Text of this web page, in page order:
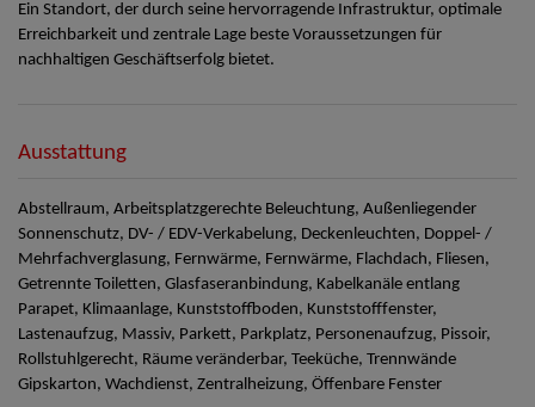
Ein Standort, der durch seine hervorragende Infrastruktur, optimale
Erreichbarkeit und zentrale Lage beste Voraussetzungen für
nachhaltigen Geschäftserfolg bietet.
Ausstattung
Abstellraum Arbeitsplatzgerechte Beleuchtung Außenliegender
Sonnenschutz DV- / EDV-Verkabelung Deckenleuchten Doppel- /
Mehrfachverglasung Fernwärme Fernwärme Flachdach Fliesen
Getrennte Toiletten Glasfaseranbindung Kabelkanäle entlang
Parapet Klimaanlage Kunststoffboden Kunststofffenster
Lastenaufzug Massiv Parkett Parkplatz Personenaufzug Pissoir
Rollstuhlgerecht Räume veränderbar Teeküche Trennwände
Gipskarton Wachdienst Zentralheizung Öffenbare Fenster